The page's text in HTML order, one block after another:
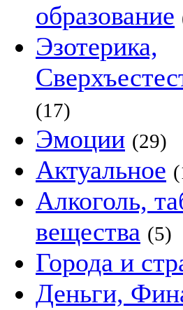
образование
Эзотерика,
(17)
Эмоции (29)
Актуальное
Алкоголь,
вещества (5)
Города и
Деньги,